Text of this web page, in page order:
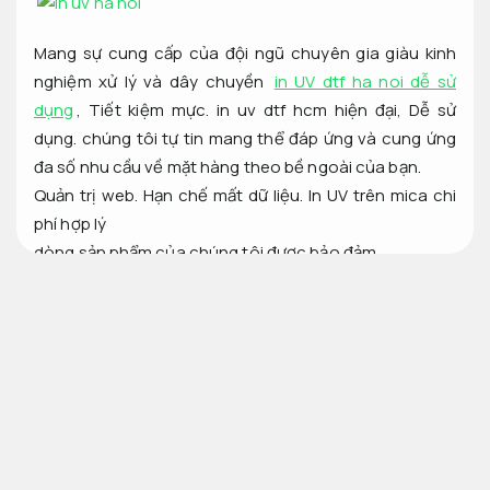
Mang sự cung cấp của đội ngũ chuyên gia giàu kinh
nghiệm xử lý và dây chuyền in UV dtf ha noi dễ sử
dụng , Tiết kiệm mực. in uv dtf hcm hiện đại, Dễ sử
dụng. chúng tôi tự tin mang thể đáp ứng và cung ứng
đa số nhu cầu về mặt hàng theo bề ngoài của bạn.
Quản trị web. Hạn chế mất dữ liệu. In UV trên mica chi
phí hợp lý
dòng sản phẩm của chúng tôi được bảo đảm